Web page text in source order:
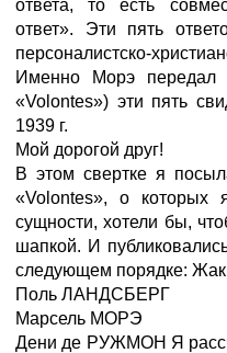
ответа, то есть
ответ». Эти пять
персоналистско-
Именно Морэ передал
«Volontes») эти пять
1939 г.
Мой дорогой друг!
В этом свертке я
«Volontes», о
сущности, хотели бы,
шапкой. И
следующем порядке:
Поль ЛАНДСБЕРГ
Марсель МОРЭ
Дени де РУЖМОН Я